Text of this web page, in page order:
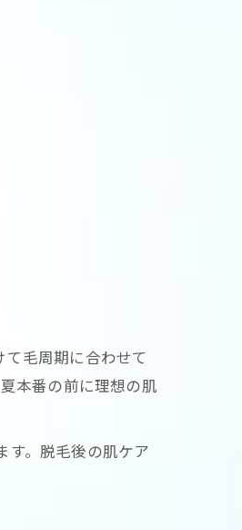
毛周期に合わせて
本番の前に理想の肌
す。脱毛後の肌ケア